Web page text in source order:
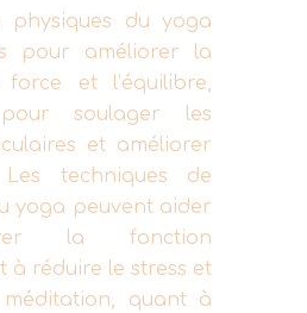
physiques du yoga
pour améliorer la
et l’équilibre,
soulager les
et améliorer
techniques de
yoga peuvent aider
la fonction
à réduire le stress et
méditation, quant à